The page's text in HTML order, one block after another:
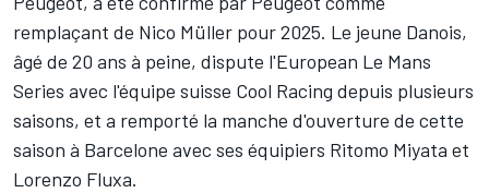
remplaçant de Nico Müller pour 2025. Le jeune Danois,
âgé de 20 ans à peine, dispute l'European Le Mans
Series avec l'équipe suisse Cool Racing depuis plusieurs
saisons, et a remporté la manche d'ouverture de cette
saison à Barcelone avec ses équipiers Ritomo Miyata et
Lorenzo Fluxa.